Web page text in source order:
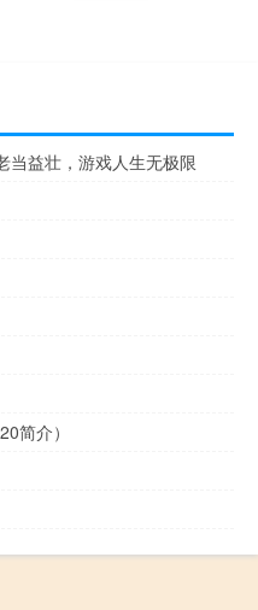
当益壮，游戏人生无极限
简介）